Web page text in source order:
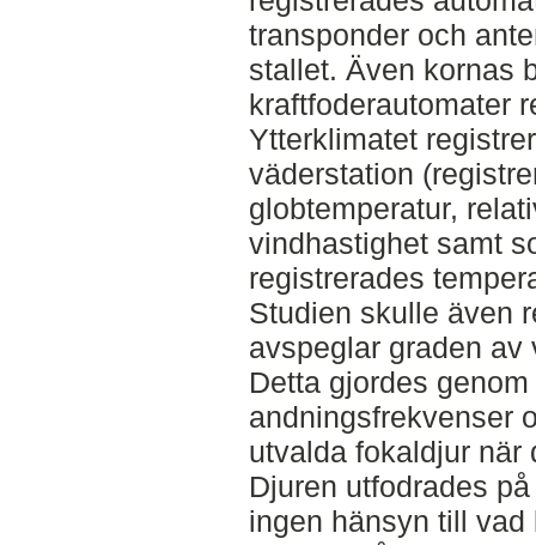
transponder och
stallet. Även kornas
kraftfoderautomater
Ytterklimatet
väderstation
globtemperatur,
vindhastighet samt
registrerades
Studien skulle även
avspeglar graden av
Detta gjordes
andningsfrekvenser
utvalda fokaldjur när
Djuren utfodrades
ingen hänsyn till vad